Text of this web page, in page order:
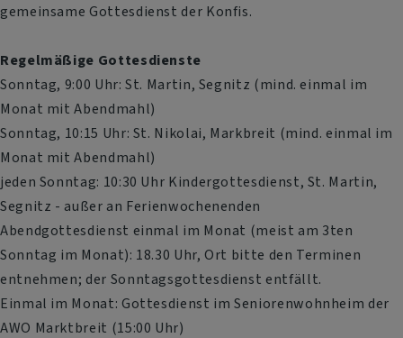
gemeinsame Gottesdienst der Konfis.
Regelmäßige Gottesdienste
Sonntag, 9:00 Uhr: St. Martin, Segnitz (mind. einmal im
Monat mit Abendmahl)
Sonntag, 10:15 Uhr: St. Nikolai, Markbreit (mind. einmal im
Monat mit Abendmahl)
jeden Sonntag: 10:30 Uhr Kindergottesdienst, St. Martin,
Segnitz - außer an Ferienwochenenden
Abendgottesdienst einmal im Monat (meist am 3ten
Sonntag im Monat): 18.30 Uhr, Ort bitte den Terminen
entnehmen; der Sonntagsgottesdienst entfällt.
Einmal im Monat: Gottesdienst im Seniorenwohnheim der
AWO Marktbreit (15:00 Uhr)